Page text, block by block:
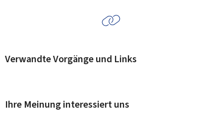
Verwandte Vorgänge und Links
Ihre Meinung interessiert uns